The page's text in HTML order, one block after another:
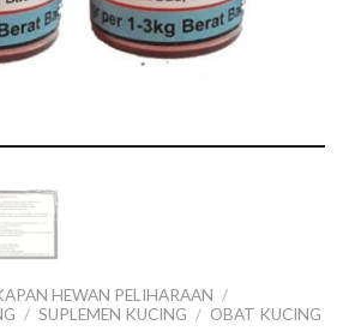
HEWAN PELIHARAAN /
/ SUPLEMEN KUCING / OBAT KUCING